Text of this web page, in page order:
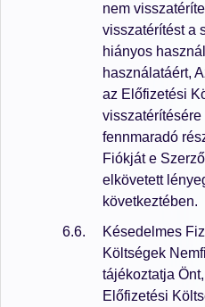
nem
visszatérítést a
hiányos
használatáért,
az Előfizetési
fennmaradó
Fiókját e
elkövetett
következtében.
Késedelmes
Költségek
tájékoztatja
Előfizetési